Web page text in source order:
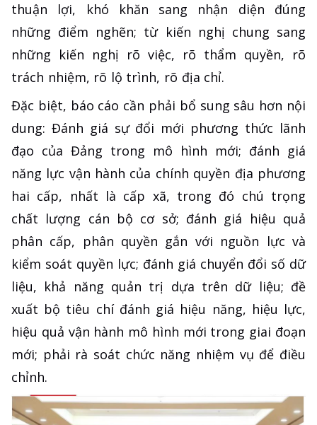
thuận lợi, khó khăn sang nhận diện đúng
những điểm nghẽn; từ kiến nghị chung sang
những kiến nghị rõ việc, rõ thẩm quyền, rõ
trách nhiệm, rõ lộ trình, rõ địa chỉ.
Đặc biệt, báo cáo cần phải bổ sung sâu hơn nội
dung: Đánh giá sự đổi mới phương thức lãnh
đạo của Đảng trong mô hình mới; đánh giá
năng lực vận hành của chính quyền địa phương
hai cấp, nhất là cấp xã, trong đó chú trọng
chất lượng cán bộ cơ sở; đánh giá hiệu quả
phân cấp, phân quyền gắn với nguồn lực và
kiểm soát quyền lực; đánh giá chuyển đổi số dữ
liệu, khả năng quản trị dựa trên dữ liệu; đề
xuất bộ tiêu chí đánh giá hiệu năng, hiệu lực,
hiệu quả vận hành mô hình mới trong giai đoạn
mới; phải rà soát chức năng nhiệm vụ để điều
chỉnh.